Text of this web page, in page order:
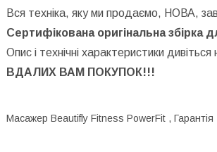
Вся техніка, яку ми продаємо, НОВА,
Сертифікована оригінальна збірка
Опис і технічні характеристики
ВДАЛИХ ВАМ ПОКУПОК!!!
Масажер Beautifly Fitness PowerFit , Гарантія